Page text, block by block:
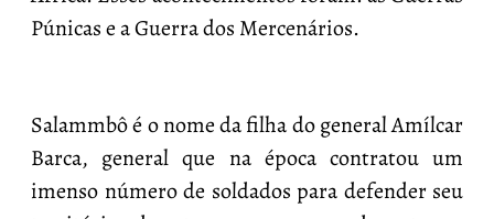
Púnicas e a Guerra dos Mercenários.
Salammbô é o nome da filha do general Amílcar
Barca, general que na época contratou um
imenso número de soldados para defender seu